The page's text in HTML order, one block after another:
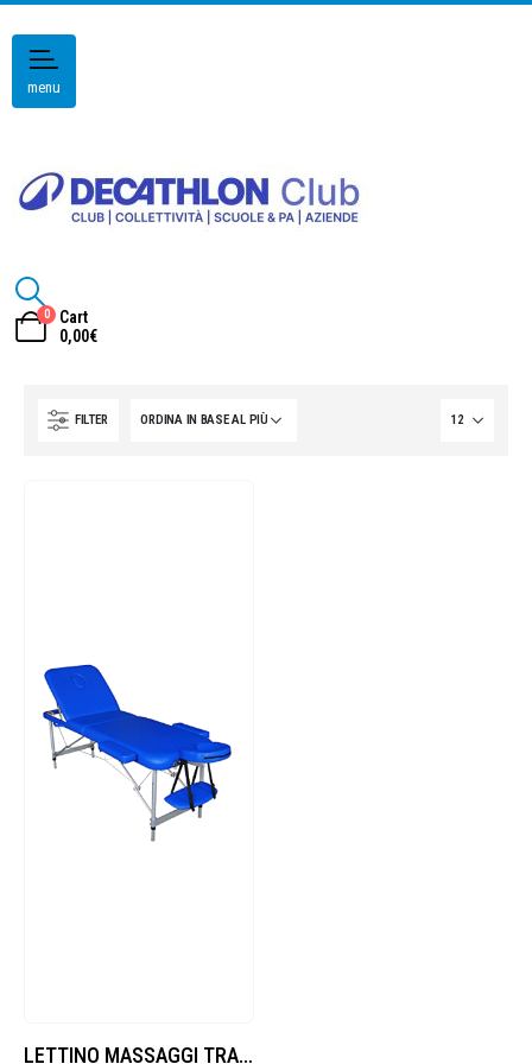
menu
0
Cart
0,00€
FILTER
LETTINO MASSAGGI TRASPORTABILE